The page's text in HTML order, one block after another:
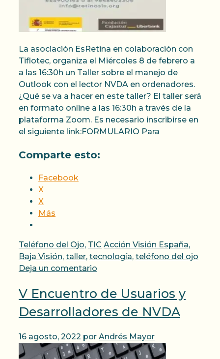
La asociación EsRetina en colaboración con
Tiflotec, organiza el Miércoles 8 de febrero a
a las 16:30h un Taller sobre el manejo de
Outlook con el lector NVDA en ordenadores.
¿Qué se va a hacer en este taller? El taller será
en formato online a las 16:30h a través de la
plataforma Zoom. Es necesario inscribirse en
el siguiente link:FORMULARIO Para
Comparte esto:
Facebook
X
X
Más
Categorías
Teléfono del Ojo, TIC Etiquetas
Acción Visión España,
Baja Visión, taller, tecnología, teléfono del ojo
Deja un comentario
V Encuentro de Usuarios y
Desarrolladores de NVDA
16 agosto, 2022 por Andrés Mayor